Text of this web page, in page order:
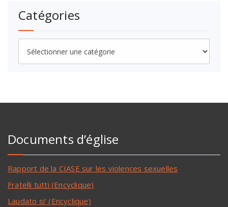
Catégories
Documents d’église
Rapport de la CIASE sur les violences sexuelles
Fratelli tutti (Encyclique)
Laudato si’ (Encyclique)